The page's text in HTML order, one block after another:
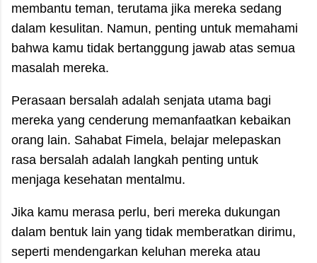
membantu teman, terutama jika mereka sedang
dalam kesulitan. Namun, penting untuk memahami
bahwa kamu tidak bertanggung jawab atas semua
masalah mereka.
Perasaan bersalah adalah senjata utama bagi
mereka yang cenderung memanfaatkan kebaikan
orang lain. Sahabat Fimela, belajar melepaskan
rasa bersalah adalah langkah penting untuk
menjaga kesehatan mentalmu.
Jika kamu merasa perlu, beri mereka dukungan
dalam bentuk lain yang tidak memberatkan dirimu,
seperti mendengarkan keluhan mereka atau